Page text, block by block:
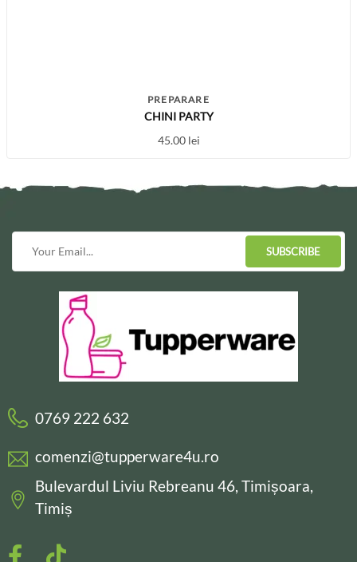
PREPARARE
CHINI PARTY
45.00 lei
SUBSCRIBE
0769 222 632
comenzi@tupperware4u.ro
Bulevardul Liviu Rebreanu 46, Timișoara,
Timiș